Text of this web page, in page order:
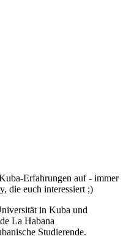
Erfahrungen auf - immer
die euch interessiert ;)
in Kuba und
La Habana
Studierende.